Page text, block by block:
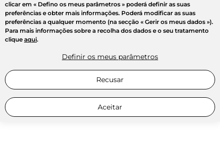
clicar em « Defino os meus parâmetros » poderá definir as suas
preferências e obter mais informações. Poderá modificar as suas
preferências a qualquer momento (na secção « Gerir os meus dados »).
Para mais informações sobre a recolha dos dados e o seu tratamento
clique aqui.
Definir os meus parâmetros
Recusar
Aceitar